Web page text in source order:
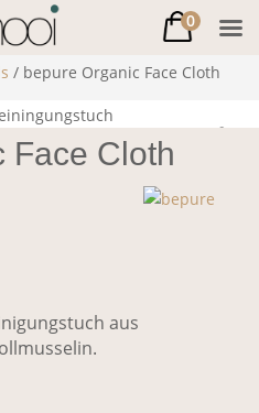
/ bepure Organic Face Cloth
Face Cloth
aus
0